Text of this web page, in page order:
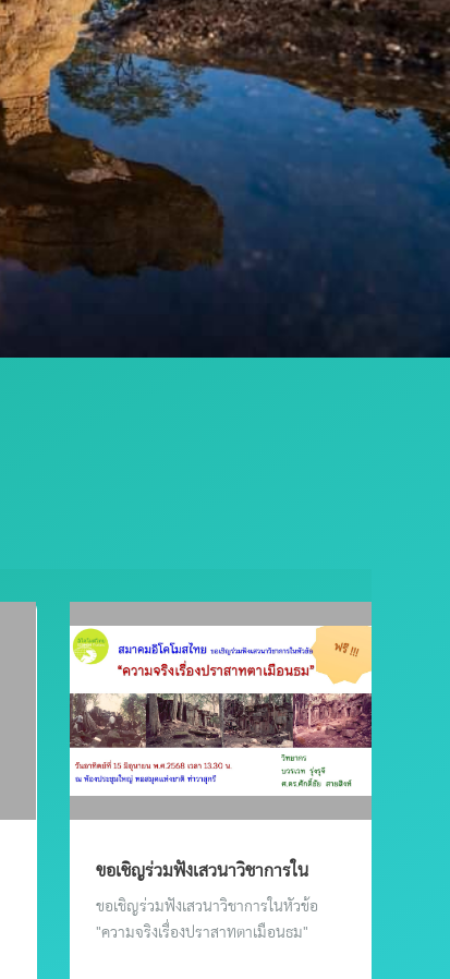
ขอเชิญร่วมฟังเสวนาวิชาการใน
หัวข้อ "ความจริงเรื่องปราสาทตาเมือ
นธม"
ขอเชิญร่วมฟังเสวนาวิชาการในหัวข้อ
"ความจริงเรื่องปราสาทตาเมือนธม"